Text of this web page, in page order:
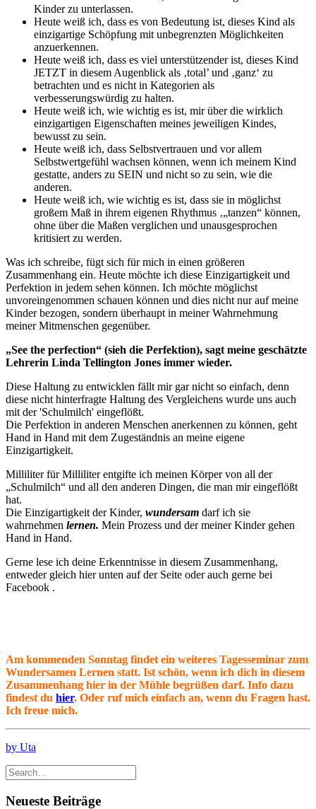
Kinder zu unterlassen.
Heute weiß ich, dass es von Bedeutung ist, dieses Kind als
einzigartige Schöpfung mit unbegrenzten Möglichkeiten
anzuerkennen.
Heute weiß ich, dass es viel unterstützender ist, dieses Kind
JETZT in diesem Augenblick als ‚total’ und ‚ganz‘ zu
betrachten und es nicht in Kategorien als
verbesserungswürdig zu halten.
Heute weiß ich, wie wichtig es ist, mir über die wirklich
einzigartigen Eigenschaften meines jeweiligen Kindes,
bewusst zu sein.
Heute weiß ich, dass Selbstvertrauen und vor allem
Selbstwertgefühl wachsen können, wenn ich meinem Kind
gestatte, anders zu SEIN und nicht so zu sein, wie die
anderen.
Heute weiß ich, wie wichtig es ist, dass sie in möglichst
großem Maß in ihrem eigenen Rhythmus ‚„tanzen“ können,
ohne über die Maßen verglichen und unausgesprochen
kritisiert zu werden.
Was ich schreibe, fügt sich für mich in einen größeren
Zusammenhang ein. Heute möchte ich diese Einzigartigkeit und
Perfektion in jedem sehen können. Ich möchte möglichst
unvoreingenommen schauen können und dies nicht nur auf meine
Kinder bezogen, sondern überhaupt in meiner Wahrnehmung
meiner Mitmenschen gegenüber.
„See the perfection“ (sieh die Perfektion), sagt meine geschätzte
Lehrerin Linda Tellington Jones immer wieder.
Diese Haltung zu entwicklen fällt mir gar nicht so einfach, denn
diese nicht hinterfragte Haltung des Vergleichens wurde uns auch
mit der 'Schulmilch' eingeflößt.
Die Perfektion in anderen Menschen anerkennen zu können, geht
Hand in Hand mit dem Zugeständnis an meine eigene
Einzigartigkeit.
Milliliter für Milliliter entgifte ich meinen Körper von all der
„Schulmilch“ und all den anderen Dingen, die man mir eingeflößt
hat.
Die Einzigartigkeit der Kinder, wundersam darf ich sie
wahrnehmen lernen. Mein Prozess und der meiner Kinder gehen
Hand in Hand.
Gerne lese ich deine Erkenntnisse in diesem Zusammenhang,
entweder gleich hier unten auf der Seite oder auch gerne bei
Facebook .
Am kommenden Sonntag findet ein weiteres Tagesseminar zum
Wundersamen Lernen statt. Ist schön, wenn ich dich in diesem
Zusammenhang hier in der Mühle begrüßen darf. Info dazu
findest du hier. Oder ruf mich einfach an, wenn du Fragen hast.
Ich freue mich.
by Uta
Neueste Beiträge